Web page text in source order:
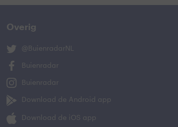
Overig
@BuienradarNL
Buienradar
Buienradar
Download de Android app
Download de iOS app